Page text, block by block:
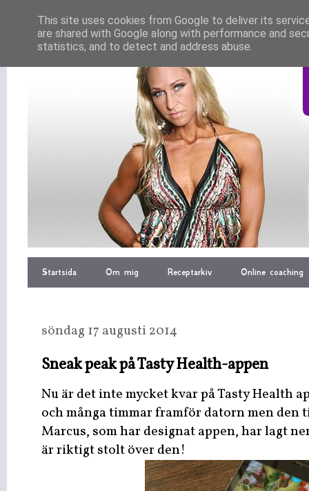
Startsida Om mig Receptarkiv Online coaching
söndag 17 augusti 2014
Sneak peak på Tasty Health-appen
Nu är det inte mycket kvar på Tasty Health
och många timmar framför datorn men den
Marcus, som har designat appen, har lagt
är riktigt stolt över den!
This site uses cookies from Google to deliver its
are shared with Google along with performance and
statistics, and to detect and address abuse.